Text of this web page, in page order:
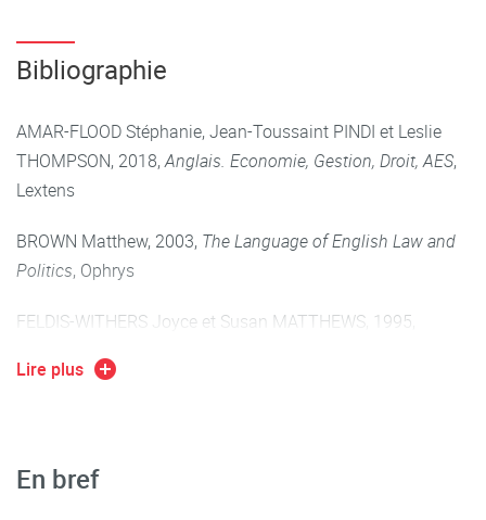
Bibliographie
AMAR-FLOOD Stéphanie, Jean-Toussaint PINDI et Leslie
THOMPSON, 2018,Anglais. Economie, Gestion, Droit, AES,
Lextens
BROWN Matthew, 2003, The Language of English Law and
Politics, Ophrys
FELDIS-WITHERS Joyce et Susan MATTHEWS, 1995,
STRUTT Peter, 2008,
Lire plus
En bref